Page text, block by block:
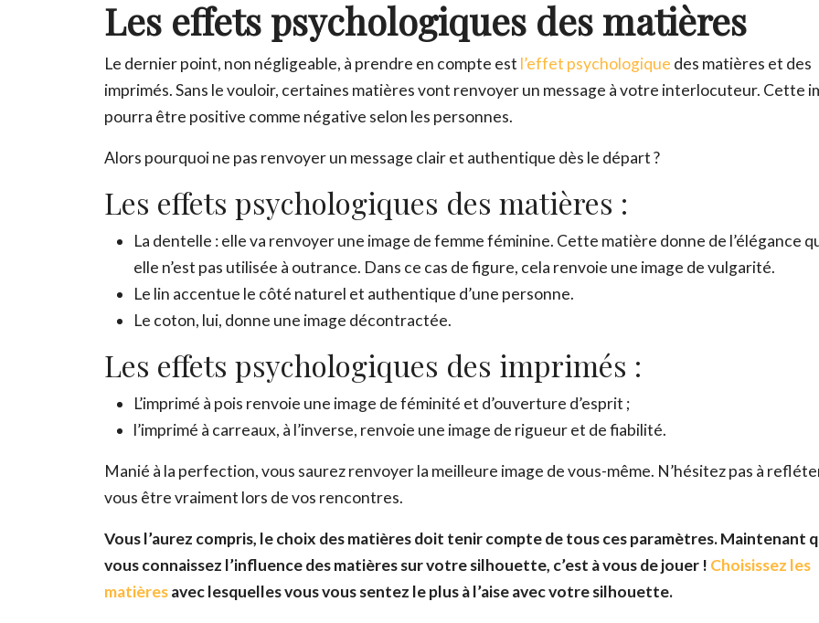
Les effets psychologiques des matières
Le dernier point, non négligeable, à prendre en compte est l’effet psychologique des matières et des
imprimés. Sans le vouloir, certaines matières vont renvoyer un message à votre interlocuteur. Cette
pourra être positive comme négative selon les personnes.
Alors pourquoi ne pas renvoyer un message clair et authentique dès le départ ?
Les effets psychologiques des matières :
La dentelle : elle va renvoyer une image de femme féminine. Cette matière donne de l’élégance
elle n’est pas utilisée à outrance. Dans ce cas de figure, cela renvoie une image de vulgarité.
Le lin accentue le côté naturel et authentique d’une personne.
Le coton, lui, donne une image décontractée.
Les effets psychologiques des imprimés :
L’imprimé à pois renvoie une image de féminité et d’ouverture d’esprit ;
l’imprimé à carreaux, à l’inverse, renvoie une image de rigueur et de fiabilité.
Manié à la perfection, vous saurez renvoyer la meilleure image de vous-même. N’hésitez pas à
vous être vraiment lors de vos rencontres.
Vous l’aurez compris, le choix des matières doit tenir compte de tous ces paramètres. Maintenant
vous connaissez l’influence des matières sur votre silhouette, c’est à vous de jouer ! Choisissez les
matièresavec lesquelles vous vous sentez le plus à l’aise avec votre silhouette.